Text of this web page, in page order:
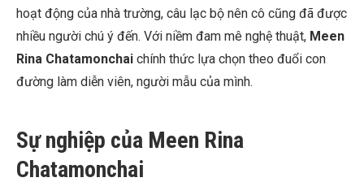
hoạt động của nhà trường, câu lạc bộ nên cô cũng đã được
nhiều người chú ý đến. Với niềm đam mê nghệ thuật, Meen
Rina Chatamonchai chính thức lựa chọn theo đuổi con
đường làm diễn viên, người mẫu của mình.
Sự nghiệp của Meen Rina
Chatamonchai